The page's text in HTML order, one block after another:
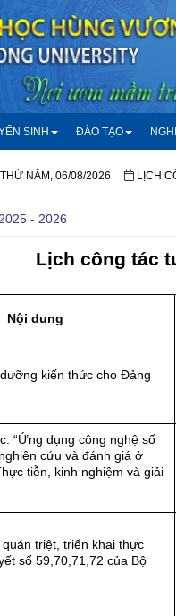
SINH ĐÀO TẠO
NĂM, 06/08/2026 LỊCH
- 2026
Lịch công tác
Nội dung
kiến thức cho Đảng
“Ứng dụng công nghệ số
cứu và đánh giá ở
tiễn, kinh nghiệm và giải
triệt, triển khai thực
số 59,70,71,72 của Bộ